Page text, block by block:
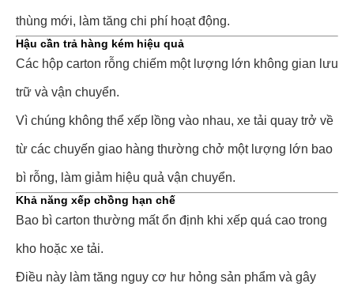
thùng mới, làm tăng chi phí hoạt động.
Hậu cần trả hàng kém hiệu quả
Các hộp carton rỗng chiếm một lượng lớn không gian lưu
trữ và vận chuyển.
Vì chúng không thể xếp lồng vào nhau, xe tải quay trở về
từ các chuyến giao hàng thường chở một lượng lớn bao
bì rỗng, làm giảm hiệu quả vận chuyển.
Khả năng xếp chồng hạn chế
Bao bì carton thường mất ổn định khi xếp quá cao trong
kho hoặc xe tải.
Điều này làm tăng nguy cơ hư hỏng sản phẩm và gây